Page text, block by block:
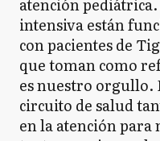
atención pediátrica.
intensiva están
con pacientes de
que toman como
es nuestro orgullo.
circuito de salud
en la atención